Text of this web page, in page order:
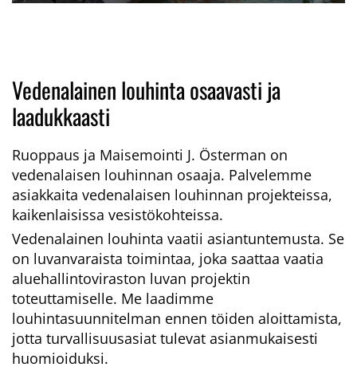
Vedenalainen louhinta osaavasti ja
laadukkaasti
Ruoppaus ja Maisemointi J. Österman on
vedenalaisen louhinnan osaaja. Palvelemme
asiakkaita vedenalaisen louhinnan projekteissa,
kaikenlaisissa vesistökohteissa.
Vedenalainen louhinta vaatii asiantuntemusta. Se
on luvanvaraista toimintaa, joka saattaa vaatia
aluehallintoviraston luvan projektin
toteuttamiselle. Me laadimme
louhintasuunnitelman ennen töiden aloittamista,
jotta turvallisuusasiat tulevat asianmukaisesti
huomioiduksi.